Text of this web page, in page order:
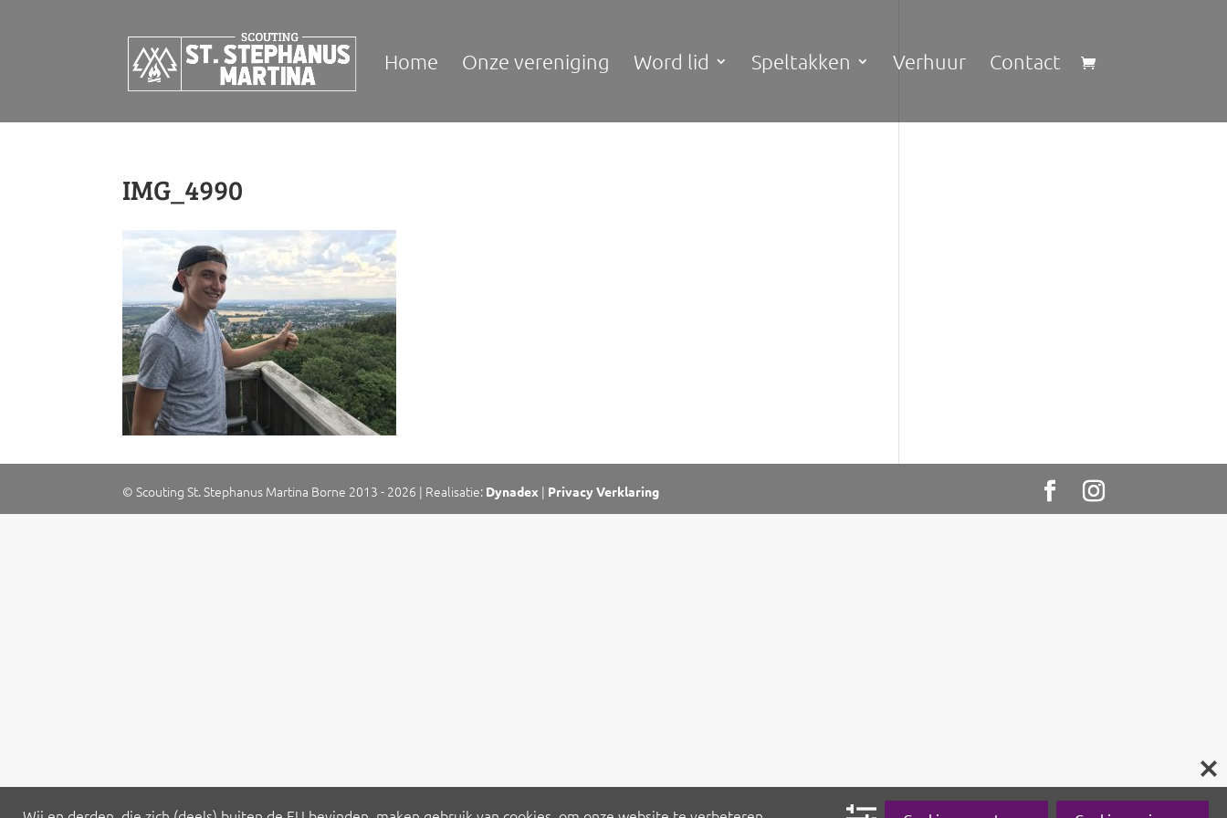
Home Onze vereniging Word lid Speltakken Verhuur Contact
IMG_4990
© Scouting St. Stephanus Martina Borne 2013 - 2026 | Realisatie: Dynadex | Privacy Verklaring